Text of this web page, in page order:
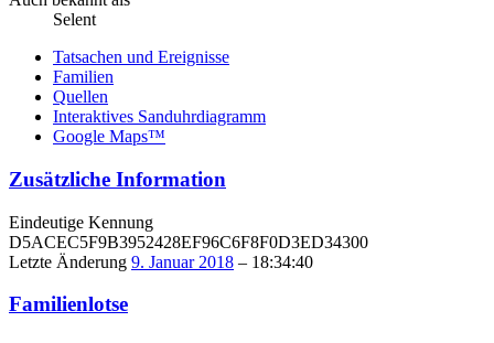
Selent
Tatsachen und Ereignisse
Familien
Quellen
Interaktives Sanduhrdiagramm
Google Maps™
Zusätzliche Information
Eindeutige Kennung
D5ACEC5F9B3952428EF96C6F8F0D3ED34300
Letzte Änderung 9. Januar 2018 – 18:34:40
Familienlotse